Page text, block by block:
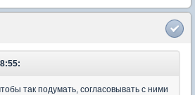
так подумать, согласовывать с ними